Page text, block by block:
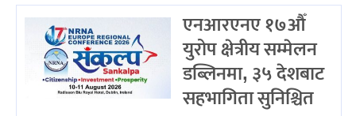
एनआरएनए १७औँ
युरोप क्षेत्रीय सम्मेलन
डब्लिनमा, ३५ देशबाट
सहभागिता सुनिश्चित